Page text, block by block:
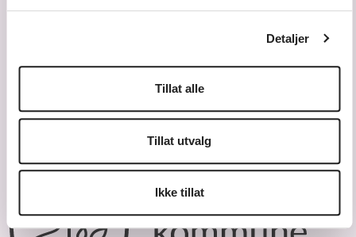
Detaljer
Tillat alle
Tillat utvalg
Ikke tillat